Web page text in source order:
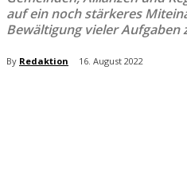
auf ein noch stärkeres
Bewältigung vieler Aufgaben
By Redaktion 16. August 2022